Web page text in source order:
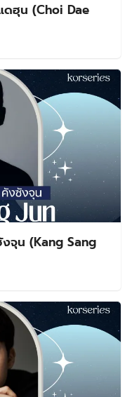
ดฮุน (Choi Dae
จุน (Kang Sang